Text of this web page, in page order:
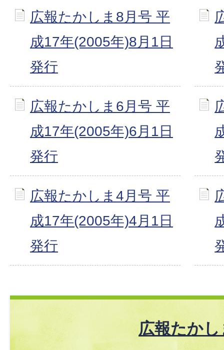
広報たかしま8月号 平
成17年(2005年)8月1日
発行
広報たかしま6月号 平
成17年(2005年)6月1日
発行
広報たかしま4月号 平
成17年(2005年)4月1日
発行
広報たかし